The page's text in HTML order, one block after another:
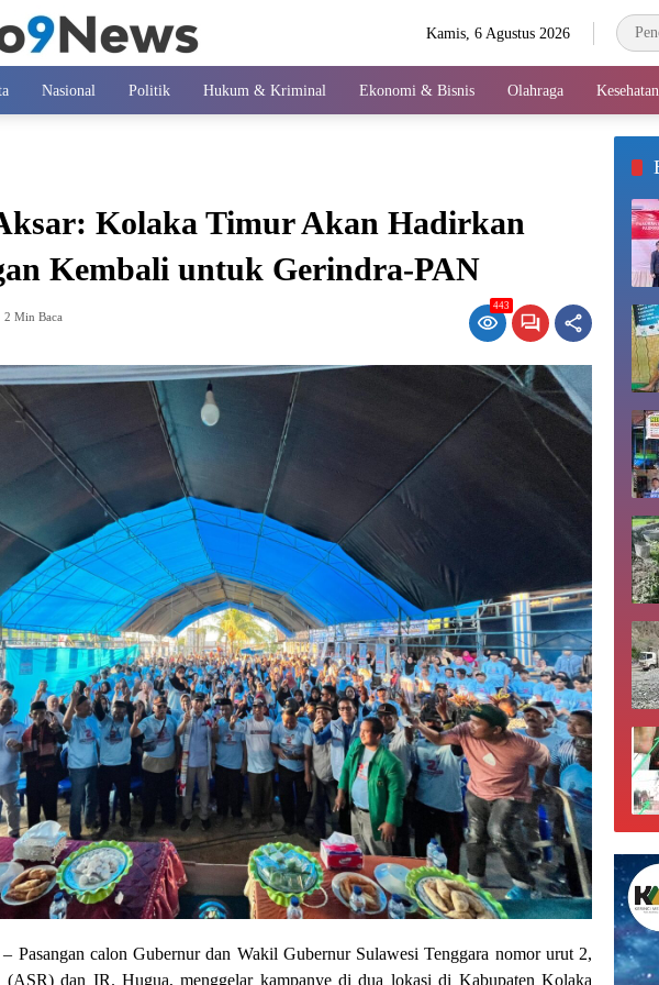
Kamis, 6 Agustus 2026
Nasional Politik Hukum & Kriminal Ekonomi & Bisnis Olahraga Kesehatan
Kolaka Timur Akan Hadirkan
Kembali untuk Gerindra-PAN
2 Min Baca
443
– Pasangan calon Gubernur dan Wakil Gubernur Sulawesi Tenggara nomor urut 2,
(ASR) dan IR. Hugua, menggelar kampanye di dua lokasi di Kabupaten Kolaka